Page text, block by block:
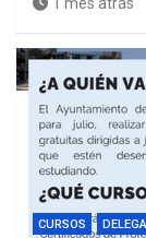
CURSOS